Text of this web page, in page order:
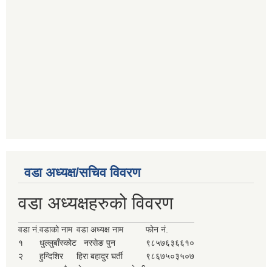
वडा अध्यक्ष/सचिव विवरण
वडा अध्यक्षहरुको विवरण
वडा नं. वडाको नाम वडा अध्यक्ष नाम
फोन नं.
१
धुल्लुबाँस्कोट नरसेङ पुन
९८५७६३६६१०
२
हुग्दिशिर हिरा बहादुर घर्ती
९८६७५०३५०७